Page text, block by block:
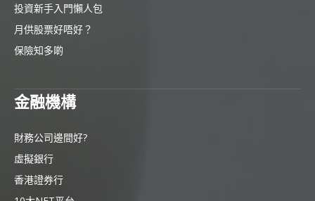
投資新手入門懶人包
月供股票好唔好？
保險知多啲
金融機構
財務公司邊間好?
虛擬銀行
香港證券行